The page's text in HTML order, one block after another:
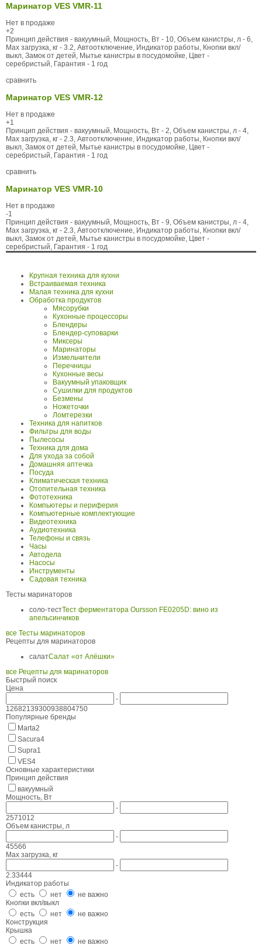
Маринатор VES VMR-11
Нет в продаже
+2
Принцип действия - вакуумный, Мощность, Вт - 10, Объем канистры, л - 6,
Max загрузка, кг - 3.2, Автоотключение, Индикатор работы, Кнопки вкл/
выкл, Замок от детей, Мытье канистры в посудомойке, Цвет -
серебристый, Гарантия - 1 год
сравнить
Маринатор VES VMR-12
Нет в продаже
+1
Принцип действия - вакуумный, Мощность, Вт - 2, Объем канистры, л - 4,
Max загрузка, кг - 2.3, Автоотключение, Индикатор работы, Кнопки вкл/
выкл, Замок от детей, Мытье канистры в посудомойке, Цвет -
серебристый, Гарантия - 1 год
сравнить
Маринатор VES VMR-10
Нет в продаже
-1
Принцип действия - вакуумный, Мощность, Вт - 9, Объем канистры, л - 4,
Max загрузка, кг - 2.3, Автоотключение, Индикатор работы, Кнопки вкл/
выкл, Замок от детей, Мытье канистры в посудомойке, Цвет -
серебристый, Гарантия - 1 год
Крупная техника для кухни
Встраиваемая техника
Малая техника для кухни
Обработка продуктов
Мясорубки
Кухонные процессоры
Блендеры
Блендер-суповарки
Миксеры
Маринаторы
Измельчители
Перечницы
Кухонные весы
Вакуумный упаковщик
Сушилки для продуктов
Безмены
Ножеточки
Ломтерезки
Техника для напитков
Фильтры для воды
Пылесосы
Техника для дома
Для ухода за собой
Домашняя аптечка
Посуда
Климатическая техника
Отопительная техника
Фототехника
Компьютеры и периферия
Компьютерные комплектующие
Видеотехника
Аудиотехника
Телефоны и связь
Часы
Автодела
Насосы
Инструменты
Садовая техника
Тесты маринаторов
соло-тестТест ферментатора Oursson FE0205D: вино из
апельсинчиков
все Тесты маринаторов
Рецепты для маринаторов
салатСалат «от Алёшки»
все Рецепты для маринаторов
Быстрый поиск
Цена
-
12682139300938804750
Популярные бренды
Marta2
Sacura4
Supra1
VES4
Основные характеристики
Принцип действия
вакуумный
Мощность, Вт
-
2571012
Объем канистры, л
-
45566
Max загрузка, кг
-
2.33444
Индикатор работы
есть
нет
не важно
Кнопки вкл/выкл
есть
нет
не важно
Конструкция
Крышка
есть
нет не важно